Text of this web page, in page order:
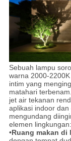
Sebuah lampu
warna 2000-
intim yang
matahari
jet air tekanan
aplikasi indoor
mengundang
elemen lingkungan:
•Ruang makan di